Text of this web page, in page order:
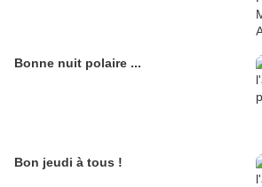
Bonne nuit polaire ...
Bon jeudi à tous !